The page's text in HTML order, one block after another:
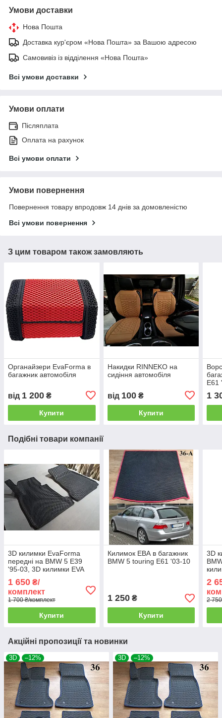
Умови доставки
Нова Пошта
Доставка кур'єром «Нова Пошта» за Вашою адресою
Самовивіз із відділення «Нова Пошта»
Всі умови доставки
Умови оплати
Післяплата
Оплата на рахунок
Всі умови оплати
Умови повернення
Повернення товару впродовж 14 днів за домовленістю
Всі умови повернення
З цим товаром також замовляють
Органайзери EvaForma в
багажник автомобіля
від 1 200 ₴
Купити
Накидки RINNEKO на
сидіння автомобіля
від 100₴
Купити
E61
1
Подібні товари компанії
3D килимки EvaForma
передні на BMW 5 E39
'95-03, 3D килимки EVA
1 650 ₴/
комплект
1 700 ₴/комплект
Купити
Килимок ЕВА в багажник
BMW 5 touring E61 '03-10
1 250₴
Купити
3D
2
2
Акційні пропозиції та новинки
3D –12% 3D –12%